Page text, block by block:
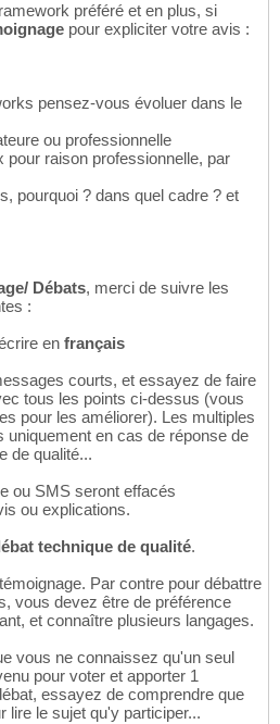
préféré et en plus, si
pour expliciter votre avis :
pensez-vous évoluer dans le
ou professionnelle
raison professionnelle, par
pourquoi ? dans quel cadre ? et
Débats, merci de suivre les
:
en français
courts, et essayez de faire
tous les points ci-dessus (vous
pour les améliorer). Les multiples
en cas de réponse de
de qualité...
ou SMS seront effacés
ou explications.
technique de qualité.
Par contre pour débattre
vous devez être de préférence
et connaître plusieurs langages.
vous ne connaissez qu'un seul
pour voter et apporter 1
essayez de comprendre que
lire le sujet qu'y participer...